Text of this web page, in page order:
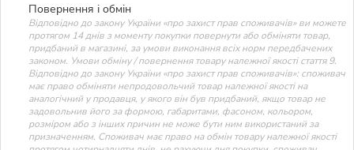
Повернення і обмін
Відповідно до закону України «про захист прав споживачів» ви можете
протягом 14 днів з моменту покупки повернути або обміняти товар,
придбаний в магазині, за умови виконання всіх норм передбачених
законом. Умови обміну / повернення товару належної якості стаття 9.
Відповідно до закону України «про захист прав споживачів»: споживач
має право обміняти непродовольчий товар належної якості на
аналогічний у продавця, у якого він був придбаний, якщо товар не
задовольнив його за формою, габаритами, фасоном, кольором,
розміром або з інших причин не може бути ним використаний за
призначенням. Споживач має право на обмін товару належної якості